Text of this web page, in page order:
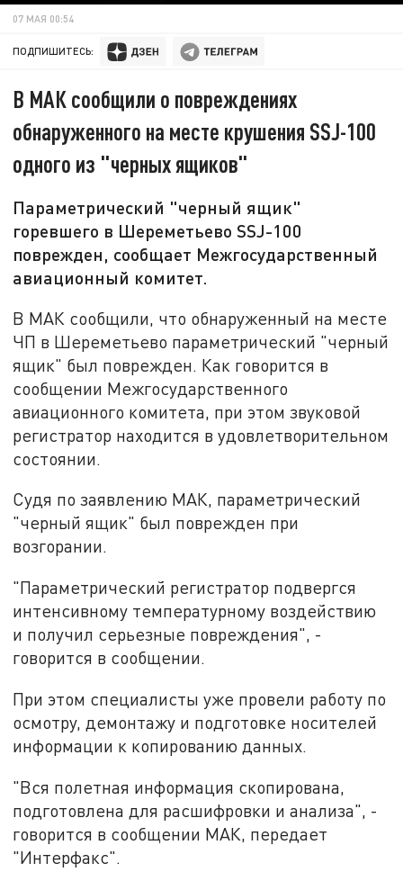
07 МАЯ 00:54
ПОДПИШИТЕСЬ:
В МАК сообщили о повреждениях
обнаруженного на месте крушения SSJ-100
одного из "черных ящиков"
Параметрический "черный ящик"
горевшего в Шереметьево SSJ-100
поврежден, сообщает Межгосударственный
авиационный комитет.
В МАК сообщили, что обнаруженный на месте
ЧП в Шереметьево параметрический "черный
ящик" был поврежден. Как говорится в
сообщении Межгосударственного
авиационного комитета, при этом звуковой
регистратор находится в удовлетворительном
состоянии.
Судя по заявлению МАК, параметрический
"черный ящик" был поврежден при
возгорании.
"Параметрический регистратор подвергся
интенсивному температурному воздействию
и получил серьезные повреждения", -
говорится в сообщении.
При этом специалисты уже провели работу по
осмотру, демонтажу и подготовке носителей
информации к копированию данных.
"Вся полетная информация скопирована,
подготовлена для расшифровки и анализа", -
говорится в сообщении МАК, передает
"Интерфакс".